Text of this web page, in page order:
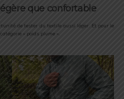
que confortable
de tester du textile aussi léger. Et pour le
« poids plume ».